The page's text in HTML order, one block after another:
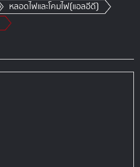
หลอดไฟและโคมไฟ(แอลอีดี)